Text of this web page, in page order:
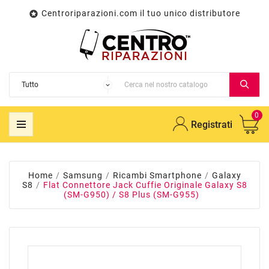
 Centroriparazioni.com il tuo unico distributore
Registrati
0
Home Samsung Ricambi Smartphone
Galaxy
S8
Flat Connettore Jack Cuffie Originale Galaxy S8
(SM-G950) / S8 Plus (SM-G955)